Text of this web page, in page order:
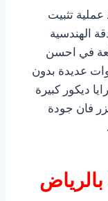
تثبيت
الهندسية
في احسن
عديدة بدون
ديكور كبيرة
فان جودة